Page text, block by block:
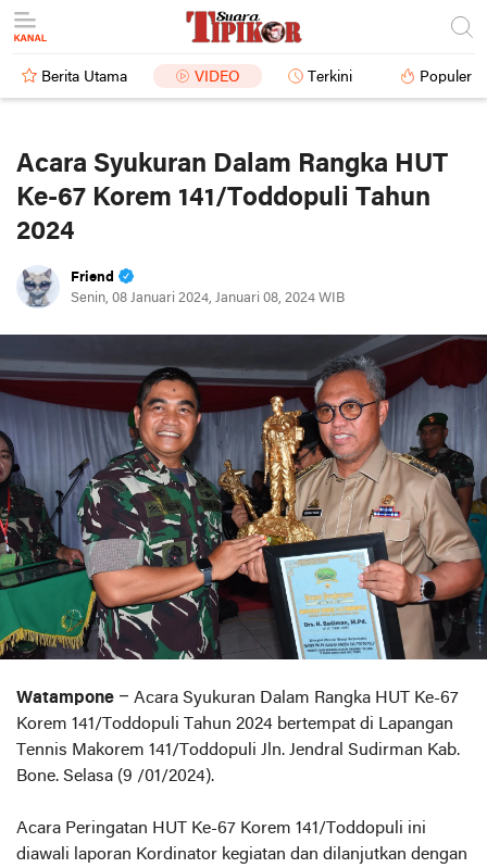
Berita Utama VIDEO Terkini Populer
Acara Syukuran Dalam Rangka HUT
Ke-67 Korem 141/Toddopuli Tahun
2024
Friend
Senin, 08 Januari 2024, Januari 08, 2024 WIB
Watampone – Acara Syukuran Dalam Rangka HUT Ke-67
Korem 141/Toddopuli Tahun 2024 bertempat di Lapangan
Tennis Makorem 141/Toddopuli Jln. Jendral Sudirman Kab.
Bone. Selasa (9 /01/2024).
Acara Peringatan HUT Ke-67 Korem 141/Toddopuli ini
diawali laporan Kordinator kegiatan dan dilanjutkan dengan